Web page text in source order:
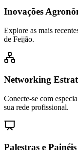
Inovações
Explore as mais
de Feijão.
Networking
Conecte-se com
sua rede profissional.
Palestras e Painéis